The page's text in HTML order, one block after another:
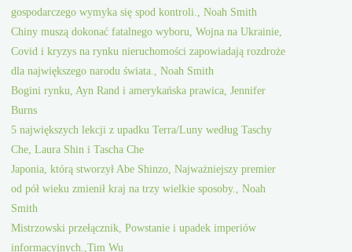
gospodarczego wymyka się spod kontroli., Noah Smith
Chiny muszą dokonać fatalnego wyboru, Wojna na Ukrainie,
Covid i kryzys na rynku nieruchomości zapowiadają rozdroże
dla największego narodu świata., Noah Smith
Bogini rynku, Ayn Rand i amerykańska prawica, Jennifer
Burns
5 największych lekcji z upadku Terra/Luny według Taschy
Che, Laura Shin i Tascha Che
Japonia, którą stworzył Abe Shinzo, Najważniejszy premier
od pół wieku zmienił kraj na trzy wielkie sposoby., Noah
Smith
Mistrzowski przełącznik, Powstanie i upadek imperiów
informacyjnych.,Tim Wu